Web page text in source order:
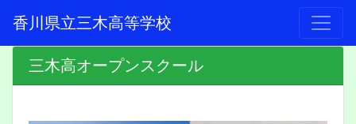
香川県立三木高等学校
三木高オープンスクール